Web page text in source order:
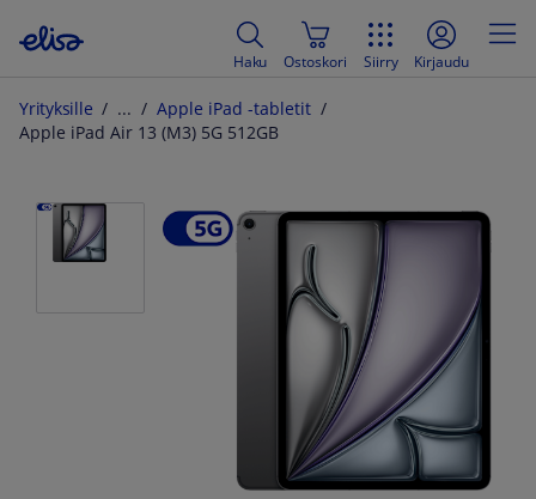
Haku Ostoskori Siirry Kirjaudu
Yrityksille
Apple iPad -tabletit
Apple iPad Air 13 (M3) 5G 512GB